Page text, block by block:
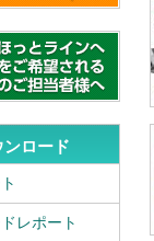
ンロード
レポート